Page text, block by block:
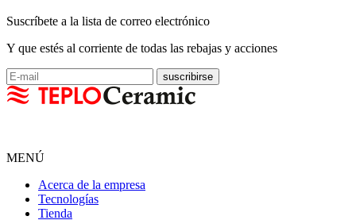
Suscríbete a la lista de correo electrónico
Y que estés al corriente de todas las rebajas y acciones
MENÚ
Acerca de la empresa
Tecnologías
Tienda